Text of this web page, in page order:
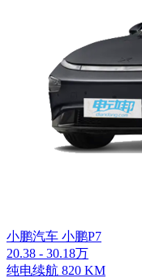
小鹏汽车 小鹏P7
20.38 - 30.18万
纯电续航 820 KM